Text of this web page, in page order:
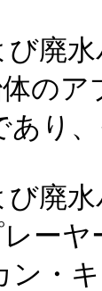
廃水
のア
あり
廃水
ーヤ
ン・